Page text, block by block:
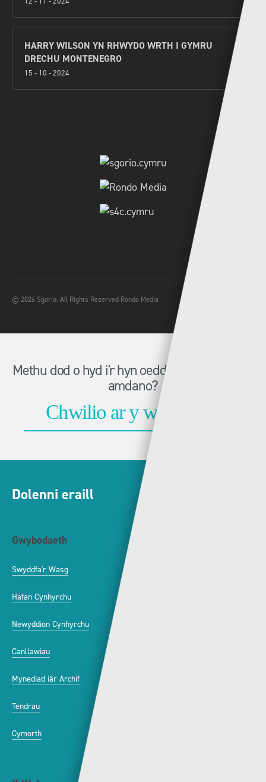
HARRY WILSON YN RHWYDO WRTH I GYMRU
DRECHU MONTENEGRO
15 - 10 - 2024
© 2026 Sgorio. All Rights Reserved Rondo Media
Methu dod o hyd i'r hyn oeddech chi'n chwilio
amdano?
Dolenni eraill
Gwybodaeth
Swyddfa'r Wasg
Hafan Cynhyrchu
Newyddion Cynhyrchu
Canllawiau
Mynediad iâr Archif
Tendrau
Cymorth